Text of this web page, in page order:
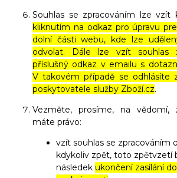
Souhlas se zpracováním lze vzít
kliknutím na odkaz pro úpravu
dolní části webu, kde lze
odvolat. Dále lze vzít souhlas
příslušný odkaz v emailu s
V takovém případě se odhlásíte
poskytovatele služby Zboží.cz.
Vezměte, prosíme, na vědomí,
máte právo:
vzít souhlas se zpracováním
kdykoliv zpět, toto zpětvzetí
následek ukončení zasílání